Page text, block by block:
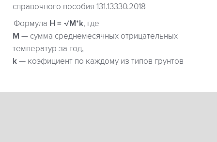
справочного пособия 131.13330.2018
Формула H = √M*k, где
М — сумма среднемесячных отрицательных
температур за год,
k — коэфициент по каждому из типов грунтов